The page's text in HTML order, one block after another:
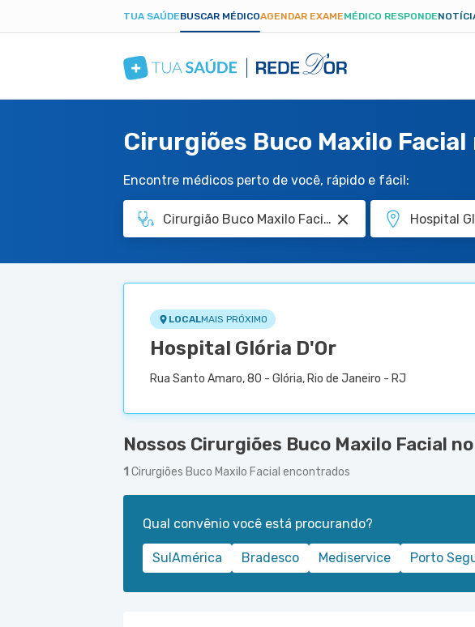
TUA SAÚDEBUSCAR MÉDICOAGENDAR EXAMEMÉDICO RESPONDE
Cirurgiões Buco Maxilo
Encontre médicos perto de você, rápido e fácil:
LOCALMAIS PRÓXIMO
Hospital Glória D'Or
Rua Santo Amaro, 80 - Glória, Rio de Janeiro - RJ
Nossos Cirurgiões Buco Maxilo Facial
1 Cirurgiões Buco Maxilo Facial encontrados
Qual convênio você está procurando?
SulAmérica Bradesco Mediservice Porto